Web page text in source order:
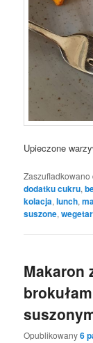
Upieczone
Zaszufladkowano
dodatku cukru,
kolacja,lunch,
suszone,
Makaron
Opublikowany6